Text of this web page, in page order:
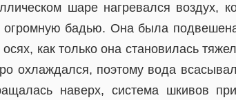
шаре нагревался воздух,
огромную бадью. Она была
как только она становилась
охлаждался, поэтому вода
наверх, система шкивов